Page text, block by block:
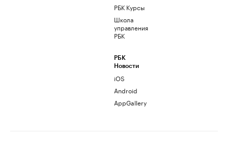
РБК Курсы
Школа
управления
РБК
РБК
Новости
iOS
Android
AppGallery